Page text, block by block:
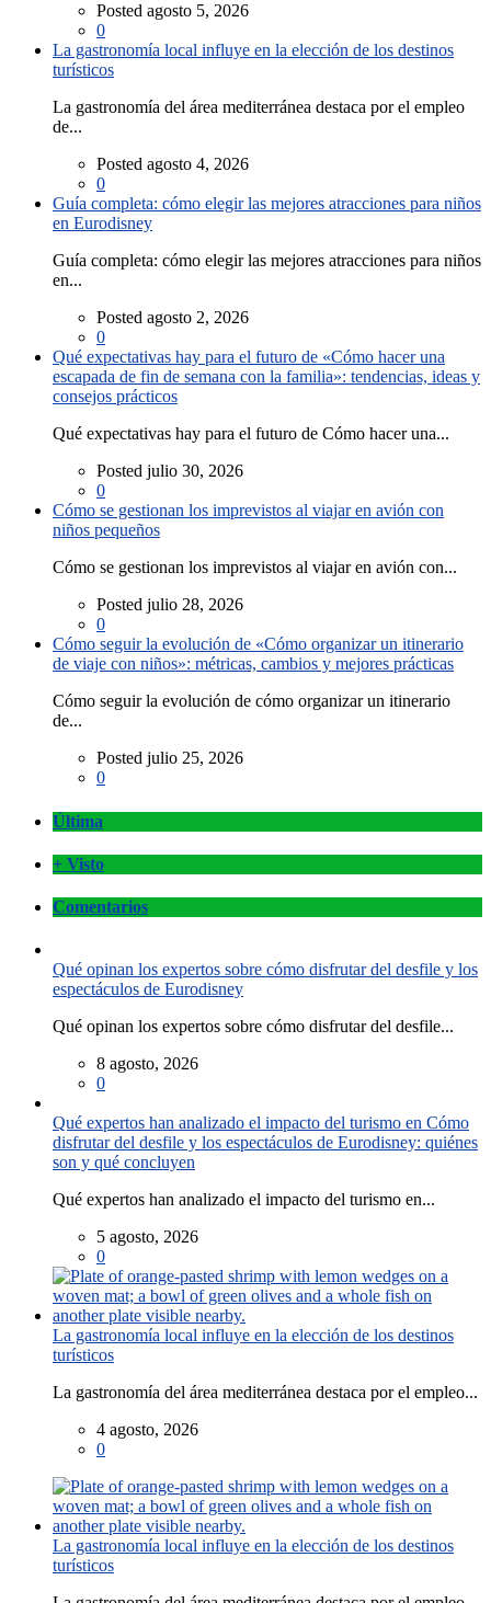
Posted agosto 5, 2026
0
La gastronomía local influye en la elección de los destinos
turísticos
La gastronomía del área mediterránea destaca por el empleo
de...
Posted agosto 4, 2026
0
Guía completa: cómo elegir las mejores atracciones para niños
en Eurodisney
Guía completa: cómo elegir las mejores atracciones para niños
en...
Posted agosto 2, 2026
0
Qué expectativas hay para el futuro de «Cómo hacer una
escapada de fin de semana con la familia»: tendencias, ideas y
consejos prácticos
Qué expectativas hay para el futuro de Cómo hacer una...
Posted julio 30, 2026
0
Cómo se gestionan los imprevistos al viajar en avión con
niños pequeños
Cómo se gestionan los imprevistos al viajar en avión con...
Posted julio 28, 2026
0
Cómo seguir la evolución de «Cómo organizar un itinerario
de viaje con niños»: métricas, cambios y mejores prácticas
Cómo seguir la evolución de cómo organizar un itinerario
de...
Posted julio 25, 2026
0
Última
+ Visto
Comentarios
Qué opinan los expertos sobre cómo disfrutar del desfile y los
espectáculos de Eurodisney
Qué opinan los expertos sobre cómo disfrutar del desfile...
8 agosto, 2026
0
Qué expertos han analizado el impacto del turismo en Cómo
disfrutar del desfile y los espectáculos de Eurodisney: quiénes
son y qué concluyen
Qué expertos han analizado el impacto del turismo en...
5 agosto, 2026
0
La gastronomía local influye en la elección de los destinos
turísticos
La gastronomía del área mediterránea destaca por el empleo...
4 agosto, 2026
0
La gastronomía local influye en la elección de los destinos
turísticos